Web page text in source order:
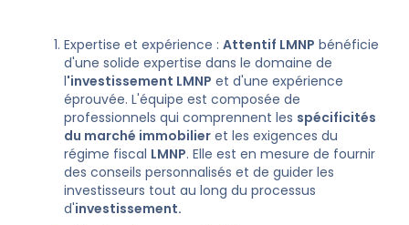
Expertise et expérience : Attentif LMNP bénéficie
d'une solide expertise dans le domaine de
l'investissement LMNP et d'une expérience
éprouvée. L'équipe est composée de
professionnels qui comprennent les spécificités
du marché immobilier et les exigences du
régime fiscal LMNP. Elle est en mesure de fournir
des conseils personnalisés et de guider les
investisseurs tout au long du processus
d'investissement.